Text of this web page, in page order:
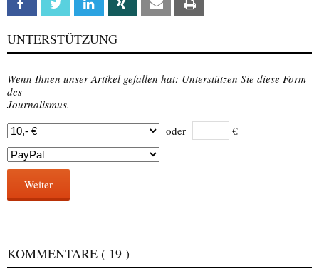
UNTERSTÜTZUNG
Wenn Ihnen unser Artikel gefallen hat: Unterstützen Sie diese Form
des
Journalismus.
oder
€
Weiter
KOMMENTARE ( 19 )